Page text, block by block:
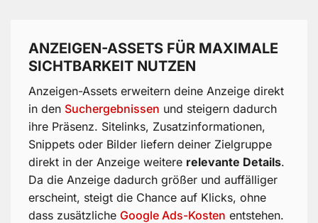
ANZEIGEN-ASSETS FÜR MAXIMALE
SICHTBARKEIT NUTZEN
Anzeigen-Assets erweitern deine Anzeige direkt
in den Suchergebnissen und steigern dadurch
ihre Präsenz. Sitelinks, Zusatzinformationen,
Snippets oder Bilder liefern deiner Zielgruppe
direkt in der Anzeige weitere relevante Details.
Da die Anzeige dadurch größer und auffälliger
erscheint, steigt die Chance auf Klicks, ohne
dass zusätzliche Google Ads-Kosten entstehen.